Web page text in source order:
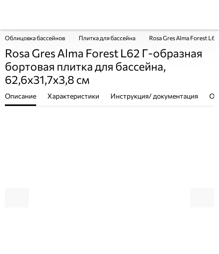
Облицовка бассейнов Плитка для бассейна Rosa Gres Alma Forest
Rosa Gres Alma Forest L62 Г-образная
бортовая плитка для бассейна,
62,6x31,7x3,8 см
Описание Характеристики Инструкция/ документация